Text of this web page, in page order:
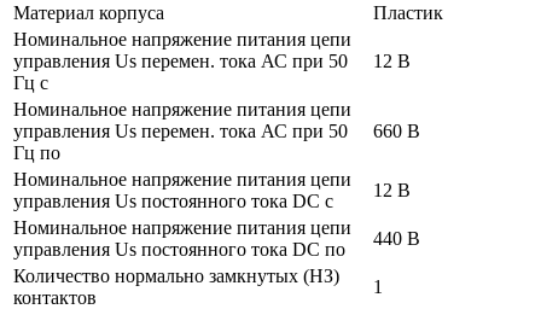
Материал корпуса
Пластик
Номинальное напряжение питания цепи
управления Us перемен. тока АС при 50
Гц с
12 В
Номинальное напряжение питания цепи
управления Us перемен. тока АС при 50
Гц по
660 В
Номинальное напряжение питания цепи
управления Us постоянного тока DC с
12 В
Номинальное напряжение питания цепи
управления Us постоянного тока DC по
440 В
Количество нормально замкнутых (НЗ)
контактов
1